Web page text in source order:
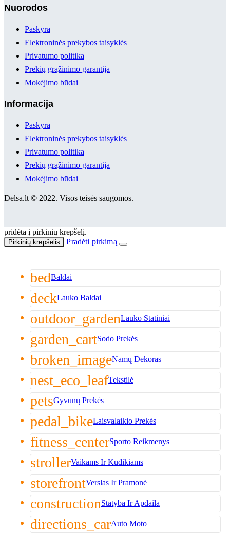
Nuorodos
Paskyra
Elektroninės prekybos taisyklės
Privatumo politika
Prekių grąžinimo garantija
Mokėjimo būdai
Informacija
Paskyra
Elektroninės prekybos taisyklės
Privatumo politika
Prekių grąžinimo garantija
Mokėjimo būdai
Delsa.lt © 2022. Visos teisės saugomos.
pridėta į pirkinių krepšelį.
Pirkinių krepšelis Pradėti pirkimą
bedBaldai
deckLauko Baldai
outdoor_gardenLauko Statiniai
garden_cartSodo Prekės
broken_imageNamų Dekoras
nest_eco_leafTekstilė
petsGyvūnų Prekės
pedal_bikeLaisvalaikio Prekės
fitness_centerSporto Reikmenys
strollerVaikams Ir Kūdikiams
storefrontVerslas Ir Pramonė
constructionStatyba Ir Apdaila
directions_carAuto Moto